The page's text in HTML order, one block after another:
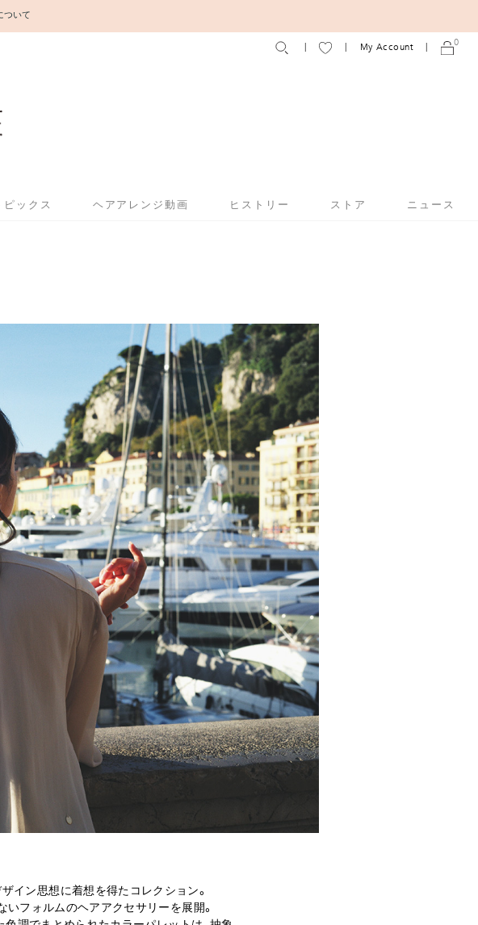
ついて
ピックス ヘアアレンジ動画 ヒストリー ストア ニュース
My Account 0
イン思想に着想を得たコレクション。
フォルムのヘアアクセサリーを展開。